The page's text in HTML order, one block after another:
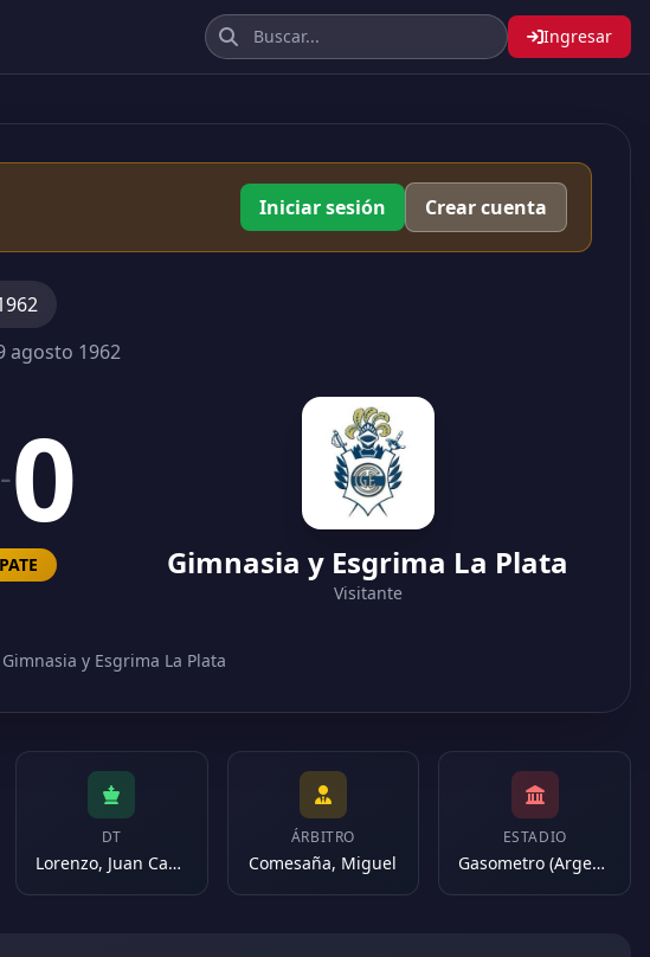
Ingresar
Iniciar sesión Crear cuenta
agosto 1962
-0
Gimnasia y Esgrima La Plata
Visitante
y Esgrima La Plata
DT
Lorenzo, Juan Carlos
ÁRBITRO
Comesaña, Miguel
ESTADIO
Gasometro (Argentina)